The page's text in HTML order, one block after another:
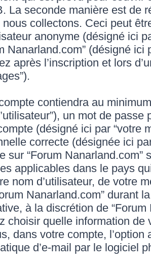
La seconde manière est de
nous collectons. Ceci peut
anonyme (désigné ici
Nanarland.com” (désigné
après l’inscription et lors
contiendra au
un mot de
(désigné ici par “votre
correcte (désignée ici
sur “Forum
applicables dans le pays
nom d’utilisateur, de votre
Nanarland.com” durant
à la discrétion de
choisir quelle information
dans votre compte, l’option
d’e-mail par le logiciel